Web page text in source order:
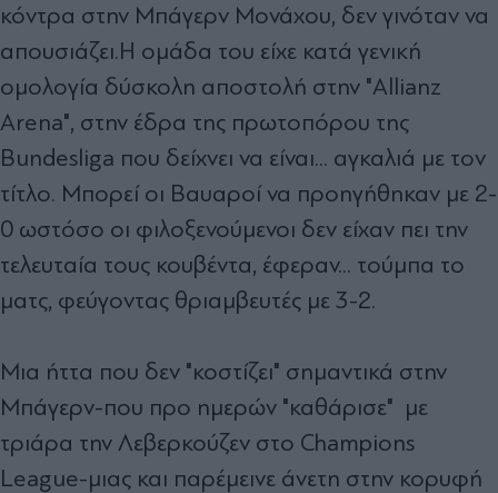
κόντρα στην Μπάγερν Μονάχου, δεν γινόταν να
απουσιάζει.Η ομάδα του είχε κατά γενική
ομολογία δύσκολη αποστολή στην "Allianz
Arena", στην έδρα της πρωτοπόρου της
Bundesliga που δείχνει να είναι... αγκαλιά με τον
τίτλο. Μπορεί οι Βαυαροί να προηγήθηκαν με 2-
0 ωστόσο οι φιλοξενούμενοι δεν είχαν πει την
τελευταία τους κουβέντα, έφεραν... τούμπα το
ματς, φεύγοντας θριαμβευτές με 3-2.
Μια ήττα που δεν "κοστίζει" σημαντικά στην
Μπάγερν-που προ ημερών "καθάρισε" με
τριάρα την Λεβερκούζεν στο Champions
League-μιας και παρέμεινε άνετη στην κορυφή